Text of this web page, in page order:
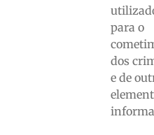
para o
dos
e de